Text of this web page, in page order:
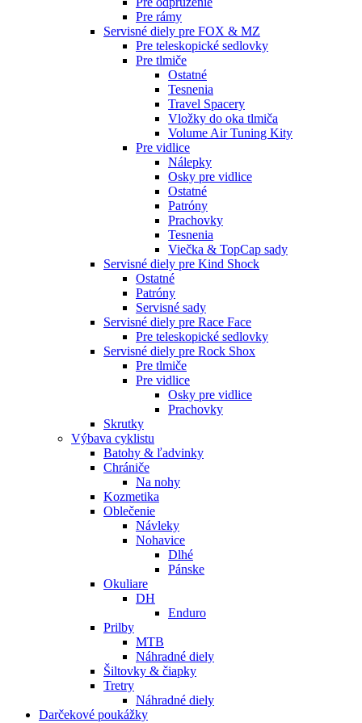
Pre rámy
Servisné diely pre FOX & MZ
Pre teleskopické sedlovky
Pre tlmiče
Ostatné
Tesnenia
Travel Spacery
Vložky do oka tlmiča
Volume Air Tuning Kity
Pre vidlice
Nálepky
Osky pre vidlice
Ostatné
Patróny
Prachovky
Tesnenia
Viečka & TopCap sady
Servisné diely pre Kind Shock
Ostatné
Patróny
Servisné sady
Servisné diely pre Race Face
Pre teleskopické sedlovky
Servisné diely pre Rock Shox
Pre tlmiče
Pre vidlice
Osky pre vidlice
Prachovky
Skrutky
Výbava cyklistu
Batohy & ľadvinky
Chrániče
Na nohy
Kozmetika
Oblečenie
Návleky
Nohavice
Dlhé
Pánske
Okuliare
DH
Enduro
Prilby
MTB
Náhradné diely
Šiltovky & čiapky
Tretry
Náhradné diely
Darčekové poukážky